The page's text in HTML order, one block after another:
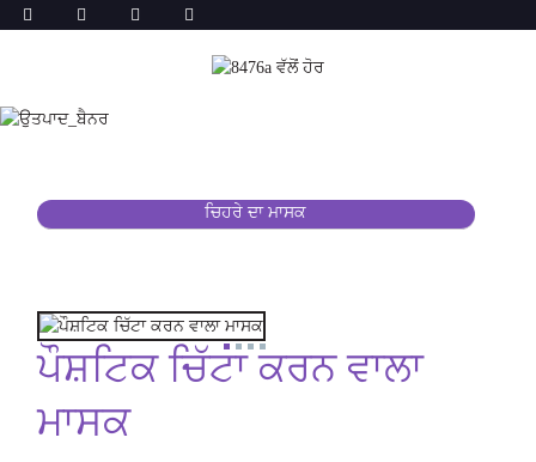
ਚਿਹਰੇ ਦਾ ਮਾਸਕ
ਪੌਸ਼ਟਿਕ ਚਿੱਟਾ ਕਰਨ ਵਾਲਾ
ਮਾਸਕ